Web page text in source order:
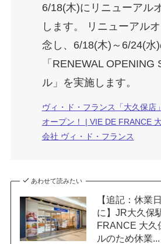
6/18(木)にリニューアル
します。 リニューアル
念し、6/18(木)～6/24(水)
「RENEWAL OPENING
ル」を実施します。
ヴィ・ド・フランス「大久保店
オープン！ | VIE DE FRANCE
会社 ヴィ・ド・フランス
あわせて読みたい
【追記：休業
に】JR大久保
FRANCE 大久
ルのため休業...